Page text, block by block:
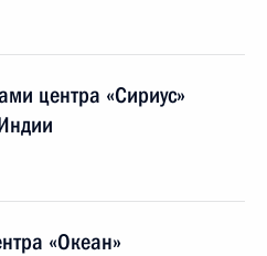
центра «Сириус»
«Океан»